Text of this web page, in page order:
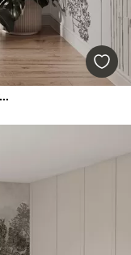
Byens gade, smuk arkitektur, bygninger, Middelhavet, stregtegning, beige farve